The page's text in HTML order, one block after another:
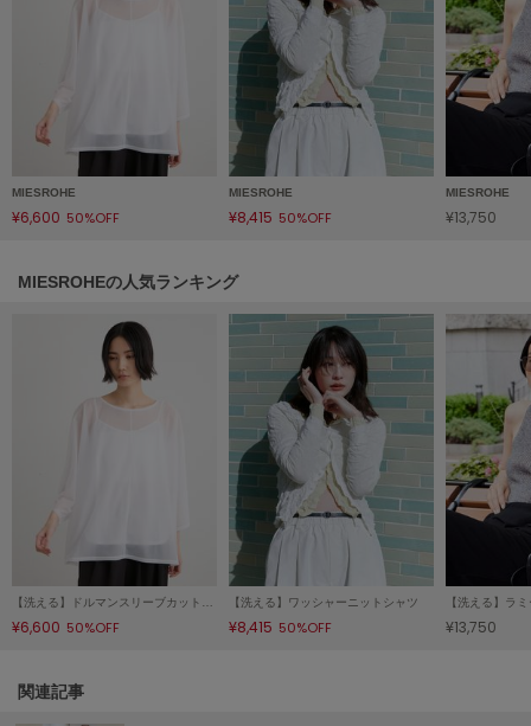
LAATO
ラート
LILY BROWN
リリーブラウン
LILY BROWN Lingerie
リリーブラウンランジェリー
リトルユニオン トウキョウ
MIESROHE
¥6,600 50%OFF
MIESROHE
¥8,415 50%OFF
MIESROHE
¥13,750
MIESROHEの人気ランキング
【洗える】ドルマンスリーブカットプルオーバー
¥6,600 50%OFF
【洗える】ワッシャーニットシャツ
¥8,415 50%OFF ¥13,750
関連記事